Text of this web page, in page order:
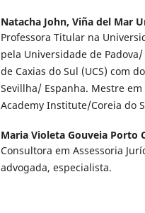
Natacha John, Viña del Mar
Professora Titular na
pela Universidade de
de Caxias do Sul (UCS) com
Sevillha/ Espanha. Mestre
Academy Institute/Coreia do
Maria Violeta Gouveia Porto
Consultora em Assessoria
advogada, especialista.